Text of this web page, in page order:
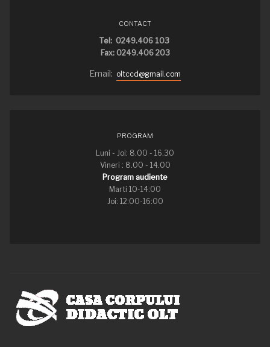
CONTACT
Tel: 0249.406 103
Fax: 0249.406 203
Email: oltccd@gmail.com
PROGRAM
Luni - Joi: 8.00 - 16.30
Vineri : 8.00 - 14.00
Program audiente
Marti 10-14:00
Joi: 12:00-16:00